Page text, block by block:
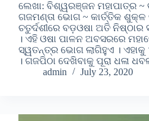
ଲେଖା: ବିଶ୍ୱରଞ୍ଜନ ମହାପାତ୍ର ~
ଗଜମଣ୍ତା ଭୋଗ ~ କାର୍ତ୍ତିକ
ଚତୁର୍ଦଶୀରେ ବଡ଼ଓଷା ଅତି ନିଷ୍ଠାର
। ଏହି ଓଷା ପାଳନ ଅବସରରେ
ସ୍ୱତନ୍ତ୍ର ଭୋଗ ଲାଗିହୁଏ । ଏହାକୁ
। ଗଜପିଠା ଦେଖିବାକୁ ପୂରା ଧଳା
admin
July 23, 2020